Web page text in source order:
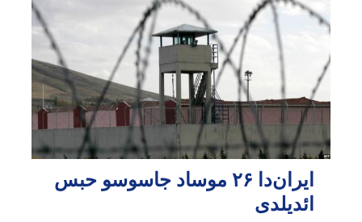
ایران‌دا ۲۶ موساد جاسوسو حبس
ائدیلدی